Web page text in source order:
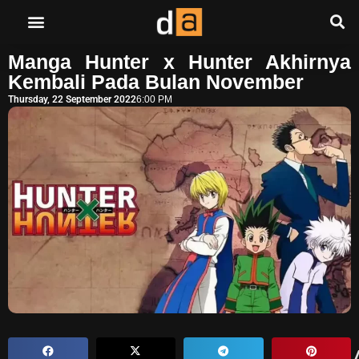
Manga Hunter x Hunter Akhirnya
Kembali Pada Bulan November
Thursday, 22 September 20226:00 PM